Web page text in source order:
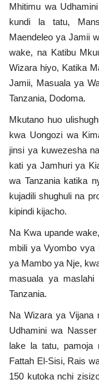
Timu yetu
Urithi wa Nasser
Habari
Harakati ya Nasser
Kanuni na
Nasser
Udhamini wa
Nyaraka na
Waanzilishi
Raia wa ulimwengu
Nafasi
Washiriki
Mhitimu wa
kundi la tatu,
Maendeleo ya Jamii
wake, na Katibu
Wizara hiyo, Katika
Jamii, Masuala ya
Tanzania, Dodoma.
Mkutano huo
kwa Uongozi wa
jinsi ya kuwezesha
kati ya Jamhuri ya
wa Tanzania katika
kujadili shughuli na
kipindi kijacho.
Na Kwa upande
mbili ya Vyombo vya
ya Mambo ya Nje,
masuala ya
Tanzania.
Na Wizara ya Vijana
Udhamini wa
lake la tatu, pamoja
Fattah El-Sisi, Rais
150 kutoka nchi